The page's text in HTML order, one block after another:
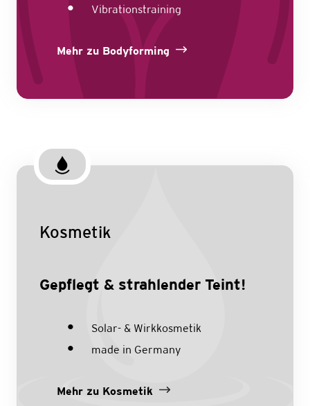
Vibrationstraining
Mehr zu Bodyforming
Kosmetik
Gepflegt & strahlender Teint!
Solar- & Wirkkosmetik
made in Germany
Mehr zu Kosmetik